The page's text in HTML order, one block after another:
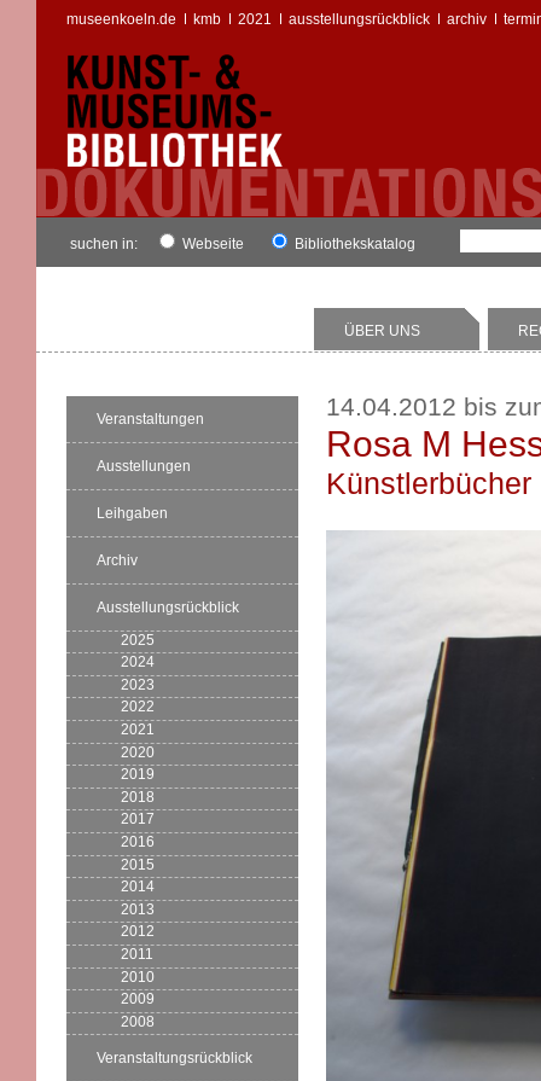
museenkoeln.de kmb 2021 ausstellungsrückblick archiv
suchen in: Webseite Bibliothekskatalog
ÜBER UNS
Veranstaltungen
Ausstellungen
Leihgaben
Archiv
Ausstellungsrückblick
2025
2024
2023
2022
2021
2020
2019
2018
2017
2016
2015
2014
2013
2012
2011
2010
2009
2008
Veranstaltungsrückblick
14.04.2012 bis
Rosa M
Künstlerbücher